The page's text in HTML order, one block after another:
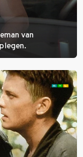
van